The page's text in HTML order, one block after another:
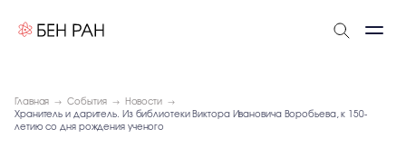
Главная События
Новости
Хранитель и даритель. Из библиотеки Виктора Ивановича Воробьева, к 150-
летию со дня рождения ученого